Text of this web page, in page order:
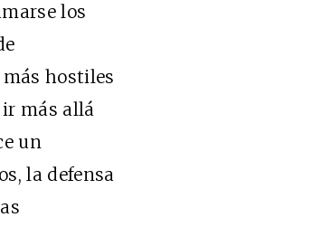
los
hostiles
más allá
un
la defensa